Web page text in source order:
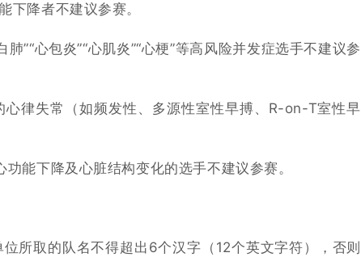
下降者不建议参赛。
”“心包炎”“心肌炎”“心梗”等高风险并发症选手不建议参
律失常（如频发性、多源性室性早搏、R-on-T室性早
能下降及心脏结构变化的选手不建议参赛。
所取的队名不得超出6个汉字（12个英文字符），否则